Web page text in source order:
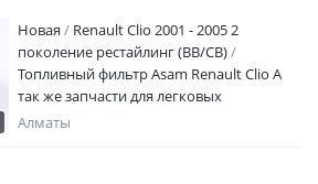
Новая
Renault Clio 2001 - 2005 2
поколение рестайлинг (BB/CB)
Топливный фильтр Asam Renault Clio А
так же запчасти для легковых
автомобилей Renault: Duster, Arkana,
Алматы